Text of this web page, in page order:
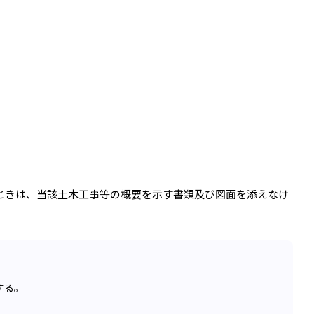
は、当該土木工事等の概要を示す書類及び図面を添えなけ
。